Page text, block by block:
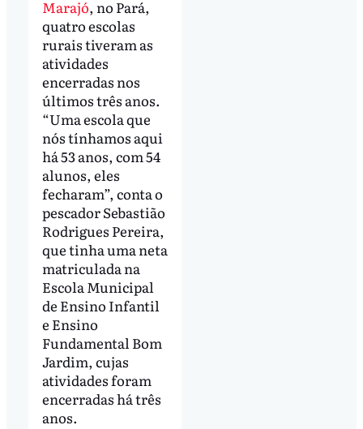
Marajó, no Pará,
quatro escolas
rurais tiveram as
atividades
encerradas nos
últimos três anos.
“Uma escola que
nós tínhamos aqui
há 53 anos, com 54
alunos, eles
fecharam”, conta o
pescador Sebastião
Rodrigues Pereira,
que tinha uma neta
matriculada na
Escola Municipal
de Ensino Infantil
e Ensino
Fundamental Bom
Jardim, cujas
atividades foram
encerradas há três
anos.